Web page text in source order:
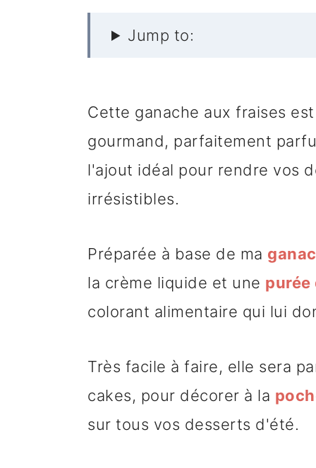
Jump to:
Cette ganache aux fraises
gourmand, parfaitement
l'ajout idéal pour rendre vos
irrésistibles.
Préparée à base de ma
la crème liquide et une purée
colorant alimentaire qui lui
Très facile à faire, elle sera
cakes, pour décorer à la
sur tous vos desserts d'été.